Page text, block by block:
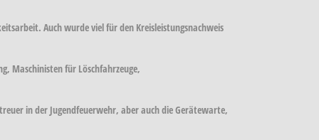
Auch wurde viel für den Kreisleistungsnachweis
Maschinisten für Löschfahrzeuge,
in der Jugendfeuerwehr, aber auch die Gerätewarte,